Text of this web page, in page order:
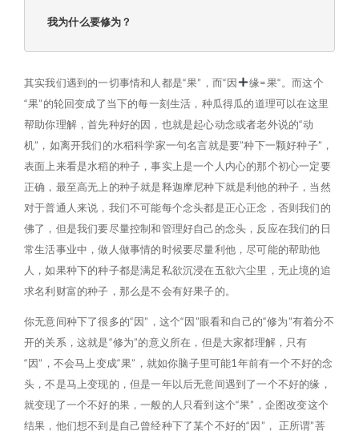
我为什么要修为？
其实我们遇到的一切事情和人都是“果”，而“因
缘=果“。而这个
“果”的轮回变成了当下的每一刻生活，种瓜得瓜的道理可以在这里
帮助你理解，首先种好的因，也就是起心动念或者老外说的“动
机”，如离开我们的水稻科学家一句名言就是要”种下一颗好种子”，
表面上来看是水稻的种子，事实上是一个人内心的那个初心一定要
正确，最至高无上的种子就是释迦摩尼种下就是利他的种子，当然
对于普通人来说，我们不可能每个念头都是正心正念，否则我们的
佛了，但是我们要尽量控制和管理好自己的念头，反应在我们的日
常生活事业中，做人做事情的时候要尽量利他，尽可能的帮助他
人，如果种下的种子都是满足私欲沉浸在五欲六尘里，无止境的追
求名利财富的种子，那么是不会有好果子的。
你无意间种下了很多的“因”，这个“因”眼看和自己的“修为”有着分不
开的关系，这就是“修为”的意义所在，但是大家都理解，只有
“因”，不会马上变成“果”，就如你脑子里可能1年前有一个不好的念
头，不是马上变现的，但是一年以后无意间遇到了一个不好的缘，
就变现了一个不好的果，一般的人只看到这个“果”，企图改变这个
结果，他们想不到是自己曾经种下了某个不好的“因”， 正所谓”菩